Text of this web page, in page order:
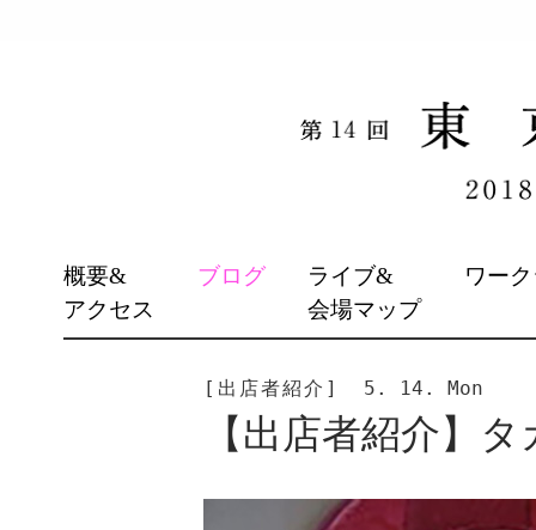
TO
CONTENT
概要&
アクセス
ブログ
ライブ&
会場マップ
ワー
[出店者紹介] 5. 14. Mon
【出店者紹介】